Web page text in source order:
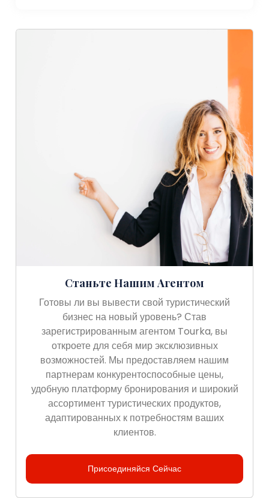
Станьте Нашим Агентом
Готовы ли вы вывести свой туристический
бизнес на новый уровень? Став
зарегистрированным агентом Tourka, вы
откроете для себя мир эксклюзивных
возможностей. Мы предоставляем нашим
партнерам конкурентоспособные цены,
удобную платформу бронирования и широкий
ассортимент туристических продуктов,
адаптированных к потребностям ваших
клиентов.
Присоединяйся Сейчас